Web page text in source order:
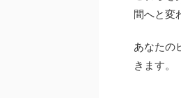
間へと変
あなたの
きます。